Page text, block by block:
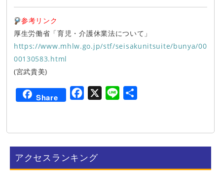
参考リンク
厚生労働省「育児・介護休業法について」
https://www.mhlw.go.jp/stf/seisakunitsuite/bunya/00
00130583.html
(宮武貴美)
Share
e
b
o
e
アクセスランキング